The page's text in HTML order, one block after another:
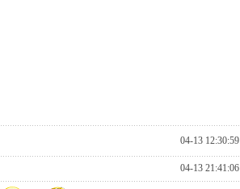
04-13 12:30:59
04-13 21:41:06